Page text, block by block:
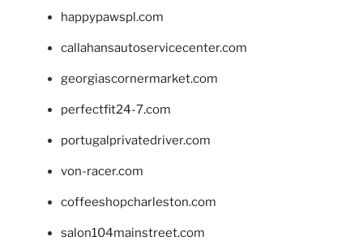
happypawspl.com
callahansautoservicecenter.com
georgiascornermarket.com
perfectfit24-7.com
portugalprivatedriver.com
von-racer.com
coffeeshopcharleston.com
salon104mainstreet.com